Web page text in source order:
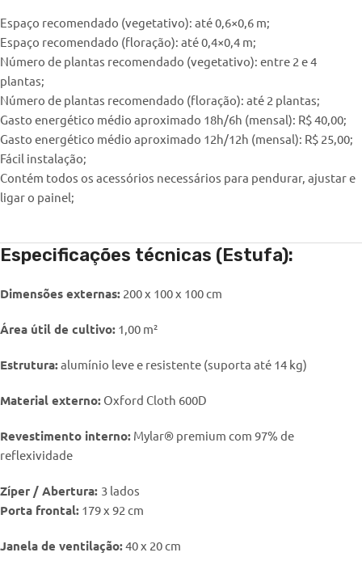
Espaço recomendado (vegetativo): até 0,6×0,6 m;
Espaço recomendado (floração): até 0,4×0,4 m;
Número de plantas recomendado (vegetativo): entre 2 e 4
plantas;
Número de plantas recomendado (floração): até 2 plantas;
Gasto energético médio aproximado 18h/6h (mensal): R$ 40,00;
Gasto energético médio aproximado 12h/12h (mensal): R$ 25,00;
Fácil instalação;
Contém todos os acessórios necessários para pendurar, ajustar e
ligar o painel;
Especificações técnicas (Estufa):
Dimensões externas: 200 x 100 x 100 cm
Área útil de cultivo: 1,00 m²
Estrutura:alumínio leve e resistente (suporta até 14 kg)
Material externo: Oxford Cloth 600D
Revestimento interno: Mylar® premium com 97% de
reflexividade
Zíper / Abertura: 3 lados
Porta frontal: 179 x 92 cm
Janela de ventilação:40 x 20 cm